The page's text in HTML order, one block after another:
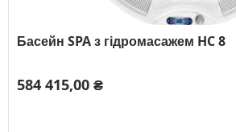
Басейн SPA з гідромасажем HC 8
584 415,00 ₴